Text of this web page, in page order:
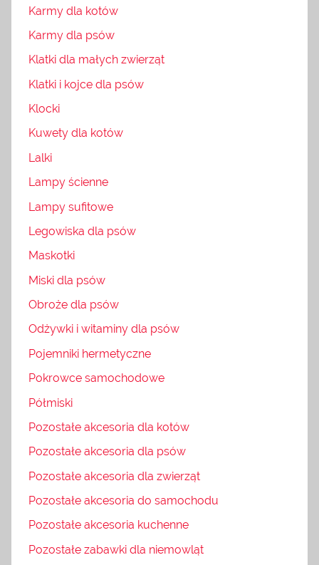
Karmy dla kotów
Karmy dla psów
Klatki dla małych zwierząt
Klatki i kojce dla psów
Klocki
Kuwety dla kotów
Lalki
Lampy ścienne
Lampy sufitowe
Legowiska dla psów
Maskotki
Miski dla psów
Obroże dla psów
Odżywki i witaminy dla psów
Pojemniki hermetyczne
Pokrowce samochodowe
Półmiski
Pozostałe akcesoria dla kotów
Pozostałe akcesoria dla psów
Pozostałe akcesoria dla zwierząt
Pozostałe akcesoria do samochodu
Pozostałe akcesoria kuchenne
Pozostałe zabawki dla niemowląt